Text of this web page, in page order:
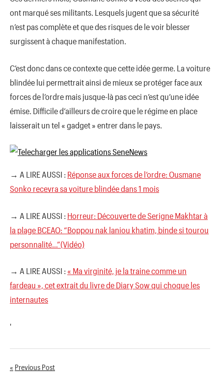
ont marqué ses militants. Lesquels jugent que sa sécurité
n’est pas complète et que des risques de le voir blesser
surgissent à chaque manifestation.
C’est donc dans ce contexte que cette idée germe. La voiture
blindée lui permettrait ainsi de mieux se protéger face aux
forces de l’ordre mais jusque-là pas ceci n’est qu’une idée
émise. Difficile d’ailleurs de croire que le régime en place
laisserait un tel « gadget » entrer dans le pays.
→ A LIRE AUSSI : Réponse aux forces de l’ordre: Ousmane
Sonko recevra sa voiture blindée dans 1 mois
→ A LIRE AUSSI : Horreur: Découverte de Serigne Makhtar à
la plage BCEAO: “Boppou nak laniou khatim, binde si tourou
personnalité…”(Vidéo)
→ A LIRE AUSSI : « Ma virginité, je la traine comme un
fardeau », cet extrait du livre de Diary Sow qui choque les
internautes
'
Previous Post